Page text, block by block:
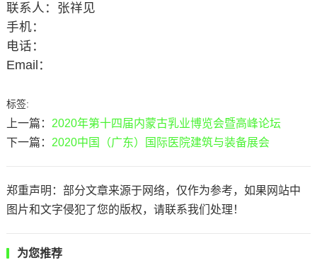
联系人：张祥见
手机：
电话：
Email：
标签:
上一篇： 2020年第十四届内蒙古乳业博览会暨高峰论坛
下一篇： 2020中国（广东）国际医院建筑与装备展会
郑重声明：部分文章来源于网络，仅作为参考，如果网站中
图片和文字侵犯了您的版权，请联系我们处理！
为您推荐